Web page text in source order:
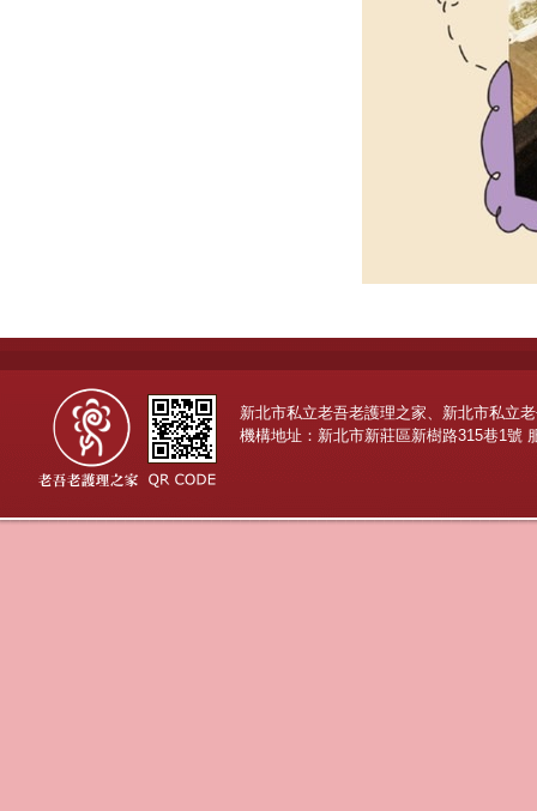
新北市私立老吾老護理之家、新北市私立
機構地址：新北市新莊區新樹路315巷1號